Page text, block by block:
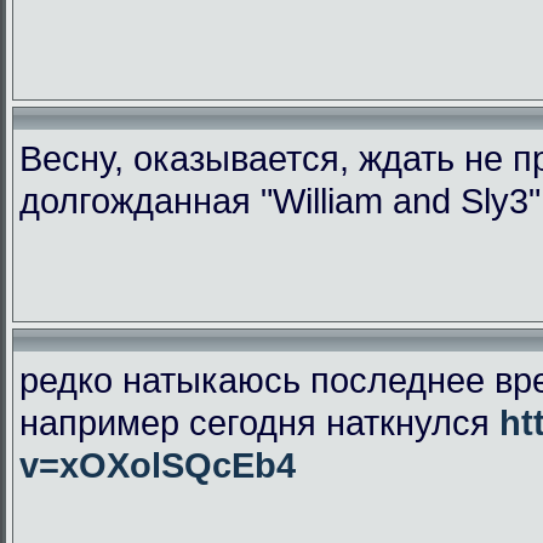
Весну, оказывается, ждать не
долгожданная "William and
редко натыкаюсь последнее
например сегодня наткнулся
v=xOXolSQcEb4